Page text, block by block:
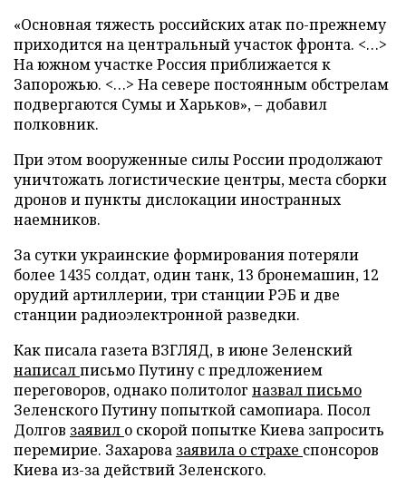
«Основная тяжесть российских атак по-прежнему
приходится на центральный участок фронта. <…>
На южном участке Россия приближается к
Запорожью. <…> На севере постоянным обстрелам
подвергаются Сумы и Харьков», – добавил
полковник.
При этом вооруженные силы России продолжают
уничтожать логистические центры, места сборки
дронов и пункты дислокации иностранных
наемников.
За сутки украинские формирования потеряли
более 1435 солдат, один танк, 13 бронемашин, 12
орудий артиллерии, три станции РЭБ и две
станции радиоэлектронной разведки.
Как писала газета ВЗГЛЯД, в июне Зеленский
написалписьмо Путину с предложением
переговоров, однако политолог назвал письмо
Зеленского Путину попыткой самопиара. Посол
Долгов заявил о скорой попытке Киева запросить
перемирие. Захарова заявила о страхе спонсоров
Киева из-за действий Зеленского.